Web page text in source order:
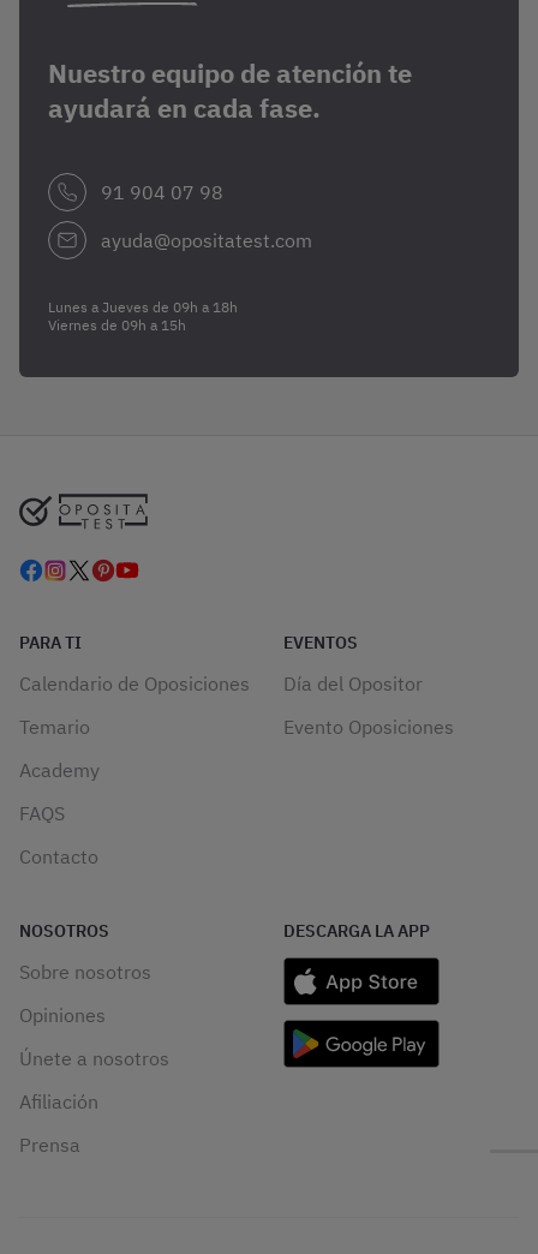
Nuestro equipo de atención te
ayudará en cada fase.
91 904 07 98
ayuda@opositatest.com
Lunes a Jueves de 09h a 18h
Viernes de 09h a 15h